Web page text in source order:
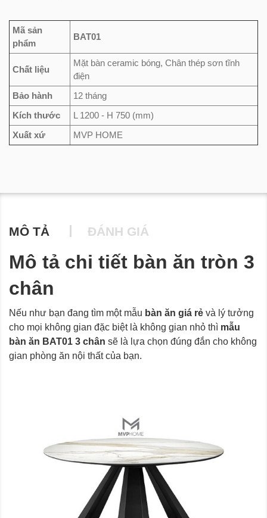
Mã sản
phẩm
BAT01
Chất liệu
Mặt bàn ceramic bóng, Chân thép sơn tĩnh
điện
Bảo hành
12 tháng
Kích thước
L 1200 - H 750 (mm)
Xuất xứ
MVP HOME
MÔ TẢ ĐÁNH GIÁ
Mô tả chi tiết bàn ăn tròn 3
chân
Nếu như bạn đang tìm một mẫu bàn ăn giá rẻ và lý tưởng
cho mọi không gian đặc biệt là không gian nhỏ thì mẫu
bàn ăn BAT01 3 chân sẽ là lựa chọn đúng đắn cho không
gian phòng ăn nội thất của bạn.